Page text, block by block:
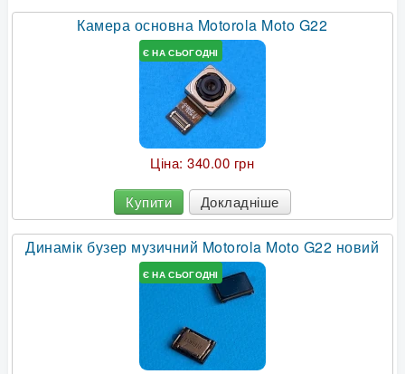
Камера основна Motorola Moto G22
Є НА СЬОГОДНІ
Ціна:340.00 грн
Купити Докладніше
Динамік бузер музичний Motorola Moto G22 новий
Є НА СЬОГОДНІ